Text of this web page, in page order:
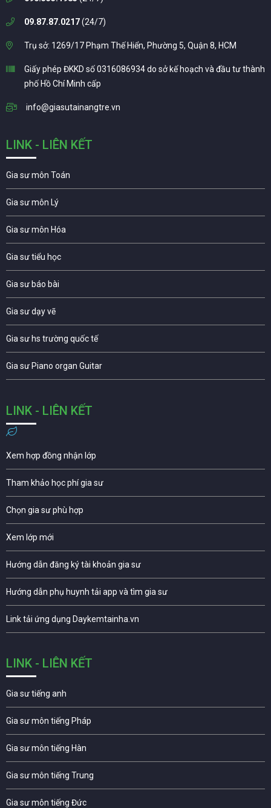
09.87.87.0217(24/7)
Trụ sở: 1269/17 Phạm Thế Hiển, Phường 5, Quận 8, HCM
Giấy phép ĐKKD số 0316086934 do sở kế hoạch và đầu tư thành
phố Hồ Chí Minh cấp
info@giasutainangtre.vn
LINK - LIÊN KẾT
Gia sư môn Toán
Gia sư môn Lý
Gia sư môn Hóa
Gia sư tiểu học
Gia sư báo bài
Gia sư dạy vẽ
Gia sư hs trường quốc tế
Gia sư Piano organ Guitar
LINK - LIÊN KẾT
Xem hợp đồng nhận lớp
Tham khảo học phí gia sư
Chọn gia sư phù hợp
Xem lớp mới
Hướng dẫn đăng ký tài khoản gia sư
Hướng dẫn phụ huynh tải app và tìm gia sư
Link tải ứng dụng Daykemtainha.vn
LINK - LIÊN KẾT
Gia sư tiếng anh
Gia sư môn tiếng Pháp
Gia sư môn tiếng Hàn
Gia sư môn tiếng Trung
Gia sư môn tiếng Đức